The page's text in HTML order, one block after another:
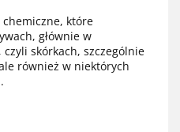
które
głównie w
skórkach, szczególnie
również w niektórych